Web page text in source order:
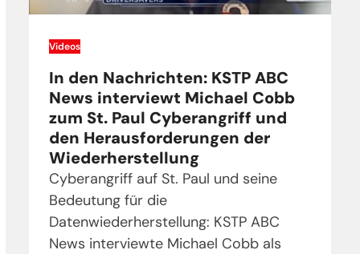
Videos
In den Nachrichten: KSTP ABC
News interviewt Michael Cobb
zum St. Paul Cyberangriff und
den Herausforderungen der
Wiederherstellung
Cyberangriff auf St. Paul und seine
Bedeutung für die
Datenwiederherstellung: KSTP ABC
News interviewte Michael Cobb als